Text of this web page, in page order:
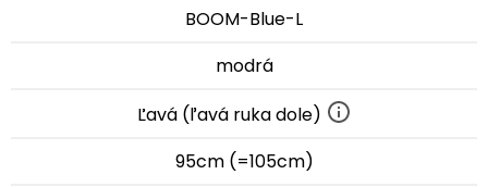
BOOM-Blue-L
modrá
Ľavá (ľavá ruka dole)
95cm (=105cm)